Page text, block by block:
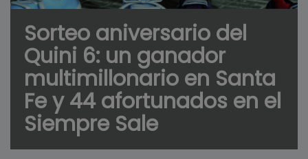
Sorteo aniversario del
Quini 6: un ganador
multimillonario en Santa
Fe y 44 afortunados en el
Siempre Sale